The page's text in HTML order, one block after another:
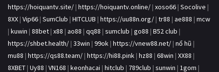
https://hoiquantv.site/ | https://hoiquantv.online/ | xoso66 | Socolive |
8XX | Vip66 | SumClub | HITCLUB | https://uu88n.org/ | tr88 | ae888 | mcw
| kuwin | 88bet | x88 | ao88 | qq88 | sumclub | go88 | B52 club |
https://shbet.health/ | 33win | 99ok | https://vnew88.net/ | nổ hũ |
mu88 | https://qs88.team/ | https://hi88.pink | hz88 | 68win | XX88 |
8XBET | Uy88 | VN168 | keonhacai | hitclub | 789club | sunwin | 1gom |